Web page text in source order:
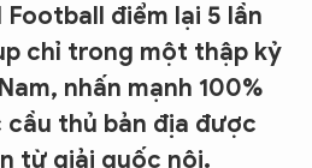
Football điểm lại 5 lần
chỉ trong một thập kỷ
nhấn mạnh 100%
thủ bản địa được
từ giải quốc nội.